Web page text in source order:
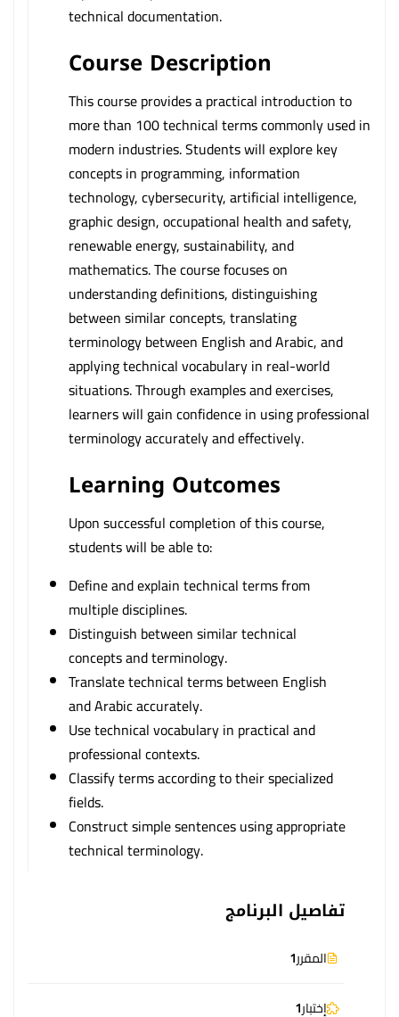
technical documentation.
Course Description
This course provides a practical introduction to
more than 100 technical terms commonly used in
modern industries. Students will explore key
concepts in programming, information
technology, cybersecurity, artificial intelligence,
graphic design, occupational health and safety,
renewable energy, sustainability, and
mathematics. The course focuses on
understanding definitions, distinguishing
between similar concepts, translating
terminology between English and Arabic, and
applying technical vocabulary in real-world
situations. Through examples and exercises,
learners will gain confidence in using professional
terminology accurately and effectively.
Learning Outcomes
Upon successful completion of this course,
students will be able to:
Define and explain technical terms from
multiple disciplines.
Distinguish between similar technical
concepts and terminology.
Translate technical terms between English
and Arabic accurately.
Use technical vocabulary in practical and
professional contexts.
Classify terms according to their specialized
fields.
Construct simple sentences using appropriate
technical terminology.
تفاصيل البرنامج
المقرر1
إختبار1